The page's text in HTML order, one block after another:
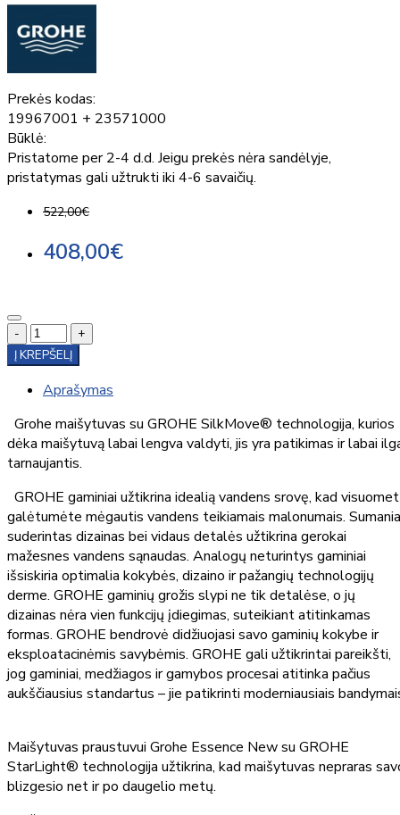
Prekės kodas:
19967001 + 23571000
Būklė:
Pristatome per 2-4 d.d. Jeigu prekės nėra sandėlyje,
pristatymas gali užtrukti iki 4-6 savaičių.
522,00€
408,00€
-
+
Į KREPŠELĮ
Aprašymas
Grohe maišytuvas su GROHE SilkMove® technologija, kurios
dėka maišytuvą labai lengva valdyti, jis yra patikimas ir labai
tarnaujantis.
GROHE gaminiai užtikrina idealią vandens srovę, kad visuomet
galėtumėte mėgautis vandens teikiamais malonumais.
suderintas dizainas bei vidaus detalės užtikrina gerokai
mažesnes vandens sąnaudas. Analogų neturintys gaminiai
išsiskiria optimalia kokybės, dizaino ir pažangių technologijų
derme. GROHE gaminių grožis slypi ne tik detalėse, o jų
dizainas nėra vien funkcijų įdiegimas, suteikiant atitinkamas
formas. GROHE bendrovė didžiuojasi savo gaminių kokybe ir
eksploatacinėmis savybėmis. GROHE gali užtikrintai pareikšti,
jog gaminiai, medžiagos ir gamybos procesai atitinka pačius
aukščiausius standartus – jie patikrinti moderniausiais
Maišytuvas praustuvui Grohe Essence New su GROHE
StarLight® technologija užtikrina, kad maišytuvas nepraras
blizgesio net ir po daugelio metų.